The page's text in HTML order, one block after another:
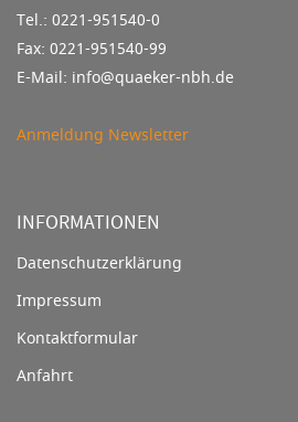
Tel.: 0221-951540-0
Fax: 0221-951540-99
E-Mail: info@quaeker-nbh.de
Anmeldung Newsletter
INFORMATIONEN
Datenschutzerklärung
Impressum
Kontaktformular
Anfahrt